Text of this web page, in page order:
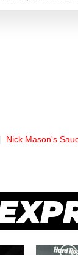
Nick Mason's